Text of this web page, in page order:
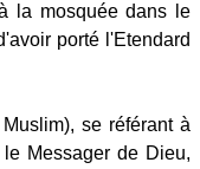
la mosquée dans le
porté l'Etendard
se référant à
Messager de Dieu,